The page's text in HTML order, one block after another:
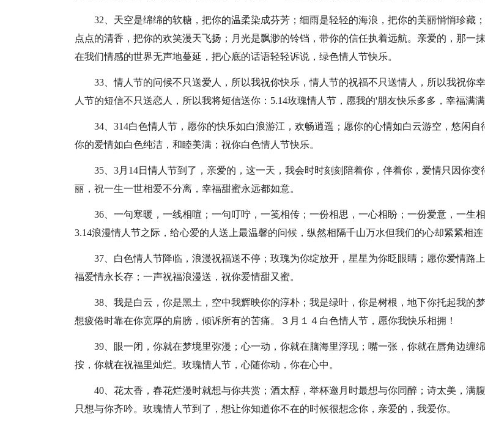
32、天空是绵绵的软糖，把你的温柔染成芬芳；细雨是轻轻的海浪，把你的美丽悄悄珍藏
点点的清香，把你的欢笑漫天飞扬；月光是飘渺的铃铛，带你的信任执着远航。亲爱的，那一
在我们情感的世界无声地蔓延，把心底的话语轻轻诉说，绿色情人节快乐。
33、情人节的问候不只送爱人，所以我祝你快乐，情人节的祝福不只送情人，所以我祝你
人节的短信不只送恋人，所以我将短信送你：5.14玫瑰情人节，愿我的'朋友快乐多多，幸福满满
34、314白色情人节，愿你的快乐如白浪游江，欢畅逍遥；愿你的心情如白云游空，悠闲自
你的爱情如白色纯洁，和睦美满；祝你白色情人节快乐。
35、3月14日情人节到了，亲爱的，这一天，我会时时刻刻陪着你，伴着你，爱情只因你变
丽，祝一生一世相爱不分离，幸福甜蜜永远都如意。
36、一句寒暖，一线相喧；一句叮咛，一笺相传；一份相思，一心相盼；一份爱意，一生
3.14浪漫情人节之际，给心爱的人送上最温馨的问候，纵然相隔千山万水但我们的心却紧紧相连
37、白色情人节降临，浪漫祝福送不停；玫瑰为你绽放开，星星为你眨眼睛；愿你爱情路
福爱情永长存；一声祝福浪漫送，祝你爱情甜又蜜。
38、我是白云，你是黑土，空中我辉映你的淳朴；我是绿叶，你是树根，地下你托起我的
想疲倦时靠在你宽厚的肩膀，倾诉所有的苦痛。３月１４白色情人节，愿你我快乐相拥！
39、眼一闭，你就在梦境里弥漫；心一动，你就在脑海里浮现；嘴一张，你就在唇角边缠
按，你就在祝福里灿烂。玫瑰情人节，心随你动，你在心中。
40、花太香，春花烂漫时就想与你共赏；酒太醇，举杯邀月时最想与你同醉；诗太美，满
只想与你齐吟。玫瑰情人节到了，想让你知道你不在的时候很想念你，亲爱的，我爱你。